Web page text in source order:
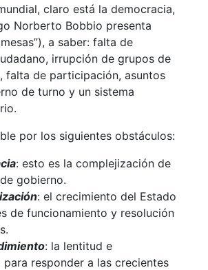
claro está la democracia,
Norberto Bobbio presenta
a saber: falta de
irrupción de grupos de
falta de participación, asuntos
de turno y un sistema
por los siguientes obstáculos:
: esto es la complejización de
gobierno.
: el crecimiento del Estado
de funcionamiento y resolución
: la lentitud e
para responder a las crecientes